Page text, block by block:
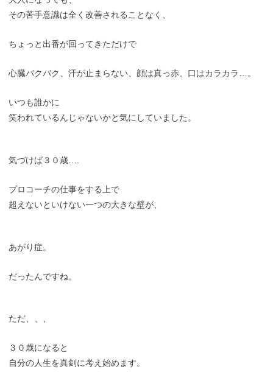
その苦手意識は全く改善されることなく、
ちょっと出番が回ってきただけで
心臓バクバク、汗が止まらない、顔は真っ赤、口はカラカラ…。
いつも誰かに
笑われているんじゃないかと気にしていました。
気づけば３０歳….
プロコーチの仕事をする上で
超えないといけない一つの大きな壁が、
あがり症。
だったんですね。
ただ、、、
３０歳になると
自分の人生を真剣に考え始めます。